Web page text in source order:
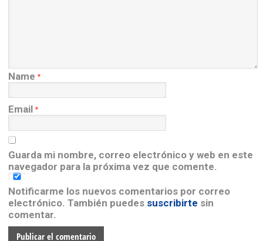
Name *
Email *
Guarda mi nombre, correo electrónico y web en este
navegador para la próxima vez que comente.
Notificarme los nuevos comentarios por correo
electrónico. También puedes suscribirte sin
comentar.